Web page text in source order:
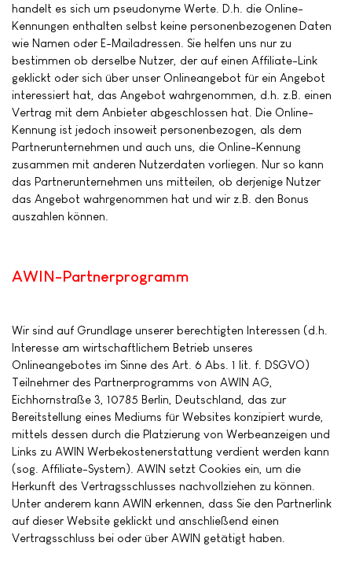
handelt es sich um pseudonyme Werte. D.h. die Online-
Kennungen enthalten selbst keine personenbezogenen Daten
wie Namen oder E-Mailadressen. Sie helfen uns nur zu
bestimmen ob derselbe Nutzer, der auf einen Affiliate-Link
geklickt oder sich über unser Onlineangebot für ein Angebot
interessiert hat, das Angebot wahrgenommen, d.h. z.B. einen
Vertrag mit dem Anbieter abgeschlossen hat. Die Online-
Kennung ist jedoch insoweit personenbezogen, als dem
Partnerunternehmen und auch uns, die Online-Kennung
zusammen mit anderen Nutzerdaten vorliegen. Nur so kann
das Partnerunternehmen uns mitteilen, ob derjenige Nutzer
das Angebot wahrgenommen hat und wir z.B. den Bonus
auszahlen können.
AWIN-Partnerprogramm
Wir sind auf Grundlage unserer berechtigten Interessen (d.h.
Interesse am wirtschaftlichem Betrieb unseres
Onlineangebotes im Sinne des Art. 6 Abs. 1 lit. f. DSGVO)
Teilnehmer des Partnerprogramms von AWIN AG,
Eichhornstraße 3, 10785 Berlin, Deutschland, das zur
Bereitstellung eines Mediums für Websites konzipiert wurde,
mittels dessen durch die Platzierung von Werbeanzeigen und
Links zu AWIN Werbekostenerstattung verdient werden kann
(sog. Affiliate-System). AWIN setzt Cookies ein, um die
Herkunft des Vertragsschlusses nachvollziehen zu können.
Unter anderem kann AWIN erkennen, dass Sie den Partnerlink
auf dieser Website geklickt und anschließend einen
Vertragsschluss bei oder über AWIN getätigt haben.